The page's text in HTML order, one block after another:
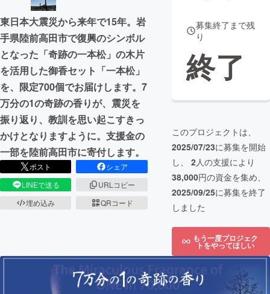
東日本大震災から来年で15年。岩
手県陸前高田市で復興のシンボル
となった「奇跡の一本松」の木片
を活用した御香セット「一本松」
を、限定700個でお届けします。7
万分の1の奇跡の香りが、震災を
振り返り、教訓を思い起こすきっ
かけとなりますように。支援金の
一部を陸前高田市に寄付します。
ポスト
シェア
LINEで送る
URLコピー
埋め込み
QRコード
募集終了まで残
り
終了
このプロジェクトは、
2025/07/23に募集を開始
し、 2人の支援により
38,000円の資金を集め、
2025/09/25に募集を終了
しました
もう一度プロジェク
トをやってほしい